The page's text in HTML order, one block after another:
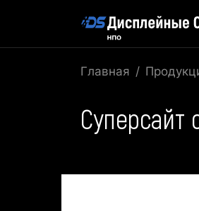
Главная